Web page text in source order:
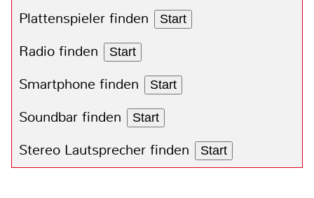
Plattenspieler finden Start
Radio finden Start
Smartphone finden Start
Soundbar finden Start
Stereo Lautsprecher finden Start